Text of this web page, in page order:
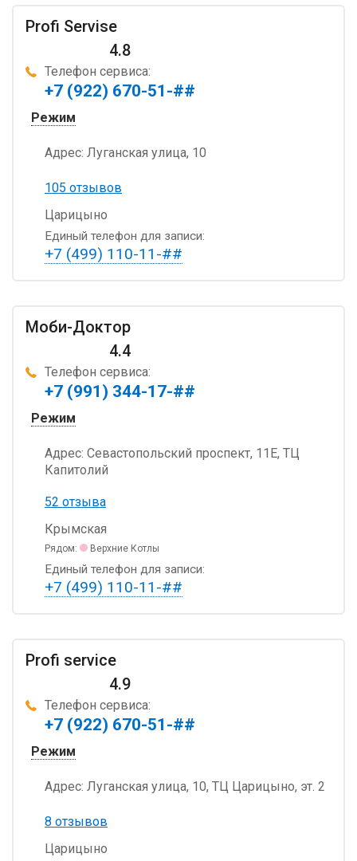
Profi Servise
4.8
Телефон сервиса:
+7 (922) 670-51-##
Режим
Адрес: Луганская улица, 10
105 отзывов
Царицыно
Единый телефон для записи:
+7 (499) 110-11-##
Моби-Доктор
4.4
Телефон сервиса:
+7 (991) 344-17-##
Режим
Адрес: Севастопольский проспект, 11Е, ТЦ
Капитолий
52 отзыва
Крымская
Рядом: Верхние Котлы
Единый телефон для записи:
+7 (499) 110-11-##
Profi service
4.9
Телефон сервиса:
+7 (922) 670-51-##
Режим
Адрес: Луганская улица, 10, ТЦ Царицыно, эт. 2
8 отзывов
Царицыно